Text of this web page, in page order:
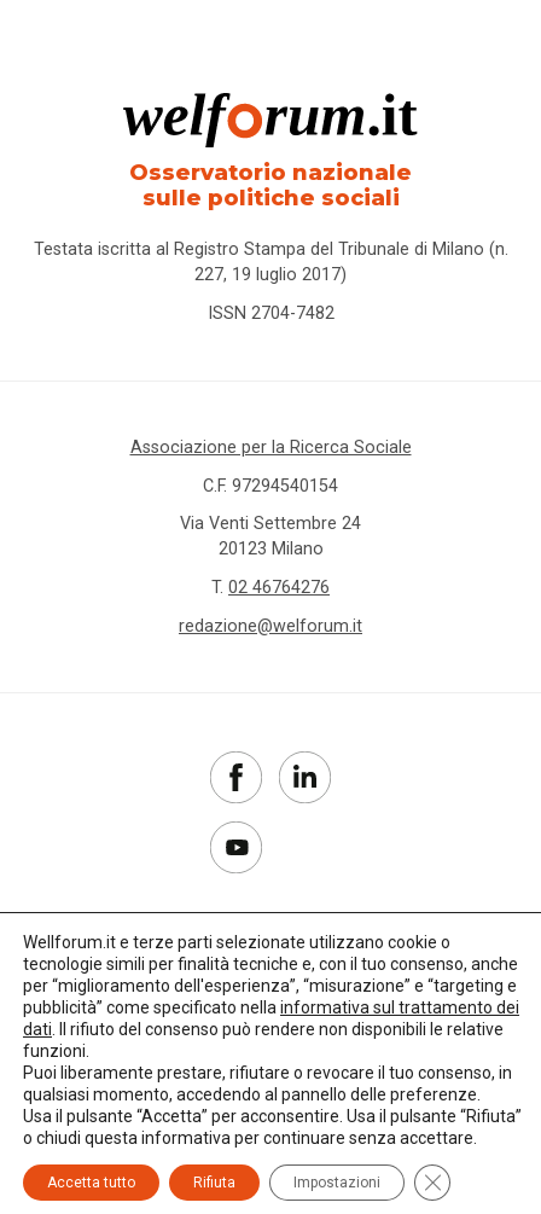
Osservatorio nazionale
sulle politiche sociali
Testata iscritta al Registro Stampa del Tribunale di Milano (n.
227, 19 luglio 2017)
ISSN 2704-7482
Associazione per la Ricerca Sociale
C.F. 97294540154
Via Venti Settembre 24
20123 Milano
T. 02 46764276
redazione@welforum.it
Copyright 2017–2026
Privacy Policy
Credits: LO Studio
Wellforum.it e terze parti selezionate utilizzano cookie o
tecnologie simili per finalità tecniche e, con il tuo consenso, anche
per “miglioramento dell'esperienza”, “misurazione” e “targeting e
pubblicità” come specificato nella informativa sul trattamento dei
dati . Il rifiuto del consenso può rendere non disponibili le relative
funzioni.
Puoi liberamente prestare, rifiutare o revocare il tuo consenso, in
qualsiasi momento, accedendo al pannello delle preferenze.
Usa il pulsante “Accetta” per acconsentire. Usa il pulsante “Rifiuta”
o chiudi questa informativa per continuare senza accettare.
Accetta tutto Rifiuta Impostazioni Close GDPR